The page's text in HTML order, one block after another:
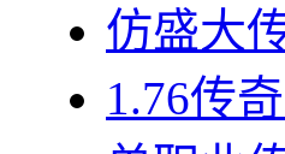
仿盛大
1.76传奇